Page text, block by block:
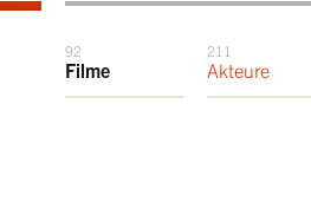
92
Filme
211
Akteure